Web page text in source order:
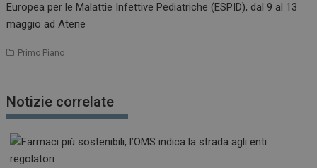
Europea per le Malattie Infettive Pediatriche (ESPID), dal 9 al 13
maggio ad Atene
Primo Piano
Notizie correlate